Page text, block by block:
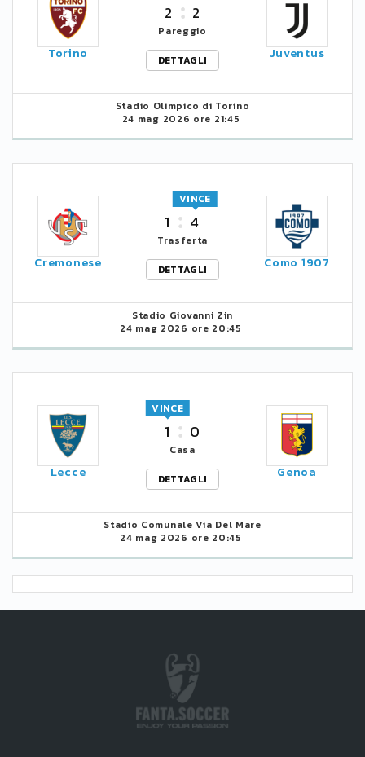
Torino
2 2
Pareggio
DETTAGLI
Juventus
Stadio Olimpico di Torino
24 mag 2026 ore 21:45
Cremonese
1 4
VINCE
Trasferta
DETTAGLI
Como 1907
Stadio Giovanni Zin
24 mag 2026 ore 20:45
Lecce
1
VINCE
0
Casa
DETTAGLI
Genoa
Stadio Comunale Via Del Mare
24 mag 2026 ore 20:45